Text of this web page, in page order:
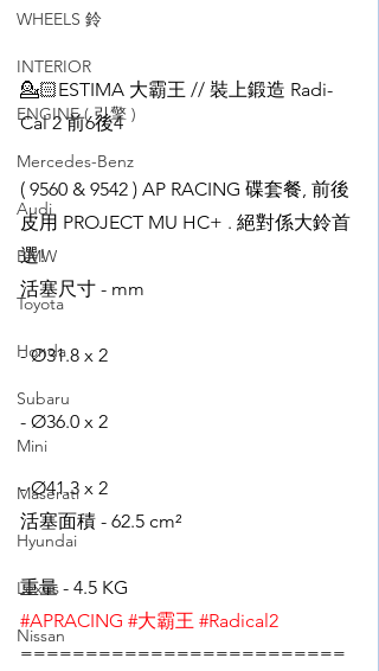
WHEELS 鈴
INTERIOR
ENGINE ( 引擎 )
Mercedes-Benz
Audi
BMW
Toyota
Honda
Subaru
Mini
Maserati
Hyundai
Lexus
Nissan
💁🏻ESTIMA 大霸王 // 裝上鍛造 Radi-
Cal 2 前6後4
( 9560 & 9542 ) AP RACING 碟套餐, 前後
皮用 PROJECT MU HC+ . 絕對係大鈴首
選!
活塞尺寸 - mm
- Ø31.8 x 2
- Ø36.0 x 2
- Ø41.3 x 2
活塞面積 - 62.5 cm²
重量 - 4.5 KG
#APRACING #大霸王 #Radical2
=========================